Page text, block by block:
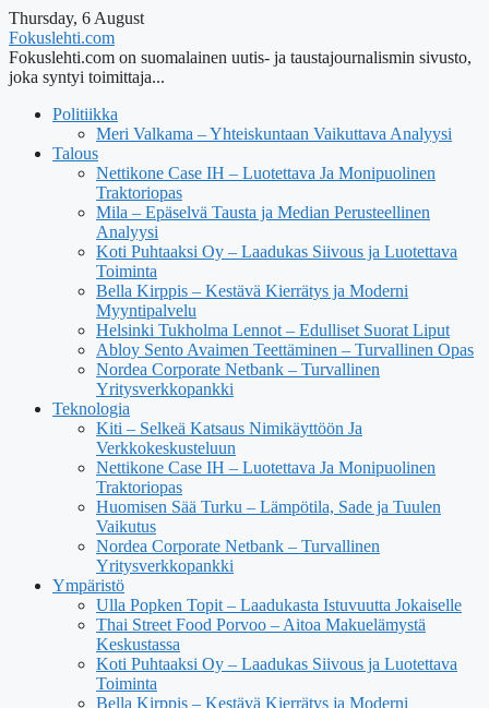
Thursday, 6 August
Fokuslehti.com
Fokuslehti.com on suomalainen uutis- ja taustajournalismin sivusto,
joka syntyi toimittaja...
Politiikka
Meri Valkama – Yhteiskuntaan Vaikuttava Analyysi
Talous
Nettikone Case IH – Luotettava Ja Monipuolinen
Traktoriopas
Mila – Epäselvä Tausta ja Median Perusteellinen
Analyysi
Koti Puhtaaksi Oy – Laadukas Siivous ja Luotettava
Toiminta
Bella Kirppis – Kestävä Kierrätys ja Moderni
Myyntipalvelu
Helsinki Tukholma Lennot – Edulliset Suorat Liput
Abloy Sento Avaimen Teettäminen – Turvallinen Opas
Nordea Corporate Netbank – Turvallinen
Yritysverkkopankki
Teknologia
Kiti – Selkeä Katsaus Nimikäyttöön Ja
Verkkokeskusteluun
Nettikone Case IH – Luotettava Ja Monipuolinen
Traktoriopas
Huomisen Sää Turku – Lämpötila, Sade ja Tuulen
Vaikutus
Nordea Corporate Netbank – Turvallinen
Yritysverkkopankki
Ympäristö
Ulla Popken Topit – Laadukasta Istuvuutta Jokaiselle
Thai Street Food Porvoo – Aitoa Makuelämystä
Keskustassa
Koti Puhtaaksi Oy – Laadukas Siivous ja Luotettava
Toiminta
Bella Kirppis – Kestävä Kierrätys ja Moderni